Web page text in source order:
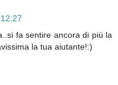
fa sentire ancora di più la
la tua aiutante!:)